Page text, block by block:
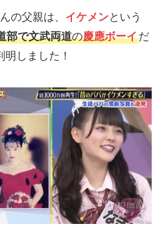
の父親は、 イケメン という
部で文武両道の慶應ボーイだ
しました！